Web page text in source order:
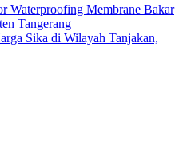
Waterproofing Membrane Bakar
Tangerang
Sika di Wilayah Tanjakan,